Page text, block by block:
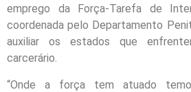
emprego da Força-Tarefa de
coordenada pelo Departamento
auxiliar os estados que
carcerário.
“Onde a força tem atuado